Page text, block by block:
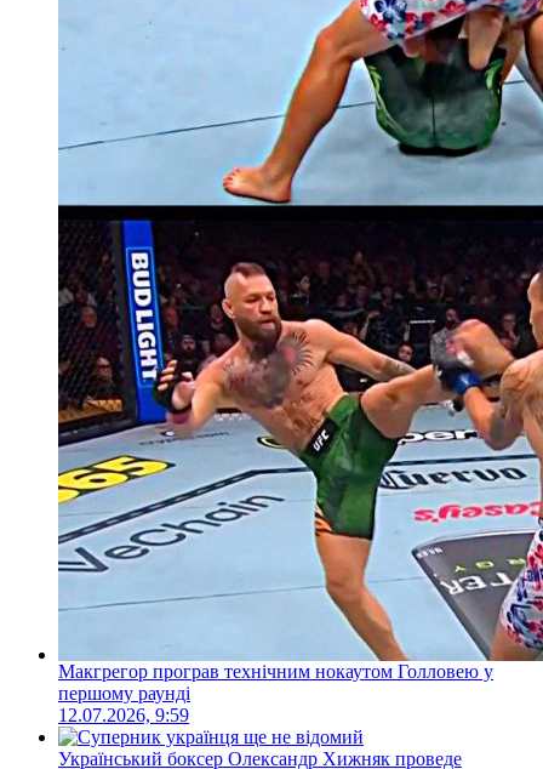
Макгрегор програв технічним нокаутом Голловею у
першому раунді
12.07.2026, 9:59
Український боксер Олександр Хижняк проведе